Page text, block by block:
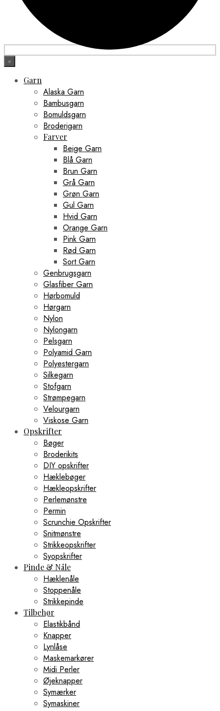
×
Garn
Alaska Garn
Bambusgarn
Bomuldsgarn
Broderigarn
Farver
Beige Garn
Blå Garn
Brun Garn
Grå Garn
Grøn Garn
Gul Garn
Hvid Garn
Orange Garn
Pink Garn
Rød Garn
Sort Garn
Genbrugsgarn
Glasfiber Garn
Hørbomuld
Hørgarn
Nylon
Nylongarn
Pelsgarn
Polyamid Garn
Polyestergarn
Silkegarn
Stofgarn
Strømpegarn
Velourgarn
Viskose Garn
Opskrifter
Bøger
Broderikits
DIY opskrifter
Hæklebøger
Hækleopskrifter
Perlemønstre
Permin
Scrunchie Opskrifter
Snitmønstre
Strikkeopskrifter
Syopskrifter
Pinde & Nåle
Hæklenåle
Stoppenåle
Strikkepinde
Tilbehør
Elastikbånd
Knapper
Lynlåse
Maskemarkører
Midi Perler
Øjeknapper
Symærker
Symaskiner